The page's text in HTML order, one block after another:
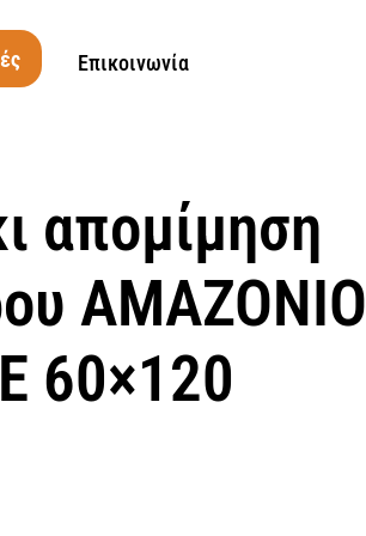
Επικοινωνία
απομίμηση
AMAZONIO
60×120